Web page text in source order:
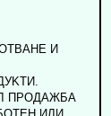
И
ПPOДAЖБA